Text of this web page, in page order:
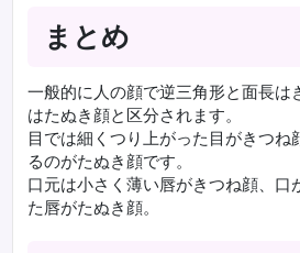
まとめ
一般的に人の顔で逆三角形と面長は
はたぬき顔と区分されます。
目では細くつり上がった目がきつね
るのがたぬき顔です。
口元は小さく薄い唇がきつね顔、口
た唇がたぬき顔。